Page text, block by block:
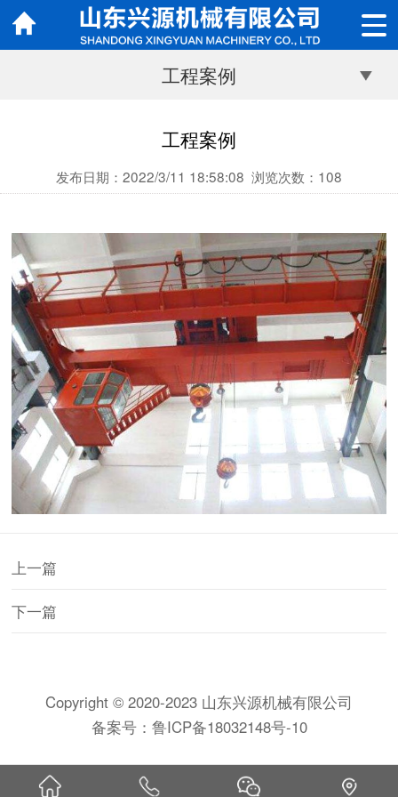
工程案例
工程案例
发布日期：2022/3/11 18:58:08 浏览次数： 108
上一篇
下一篇
Copyright © 2020-2023 山东兴源机械有限公司
备案号： 鲁ICP备18032148号-10